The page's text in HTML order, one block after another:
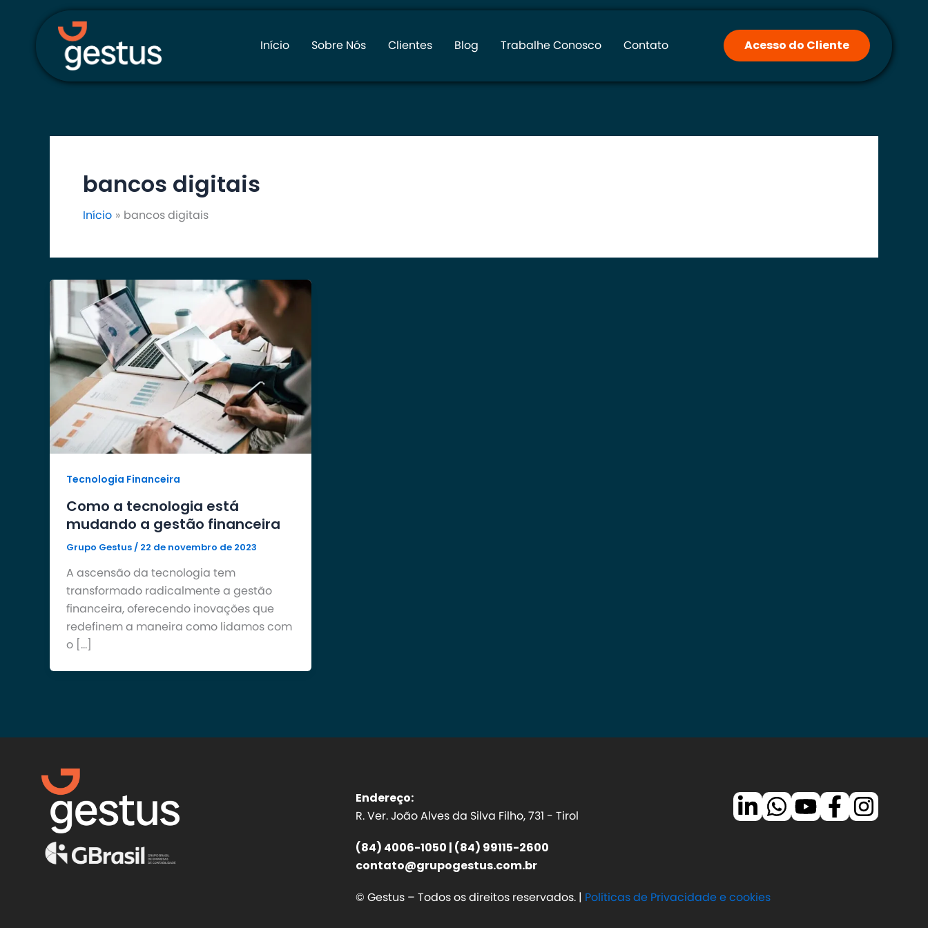
conteúdo
Início Sobre Nós Clientes Blog Trabalhe Conosco Contato Acesso do Cliente
bancos digitais
Início bancos digitais
Tecnologia Financeira
Como a tecnologia está
mudando a gestão financeira
Grupo Gestus / 22 de novembro de 2023
A ascensão da tecnologia tem
transformado radicalmente a gestão
financeira, oferecendo inovações que
redefinem a maneira como lidamos com
o […]
Endereço:
R. Ver. João Alves da Silva Filho, 731 - Tirol
(84) 4006-1050 | (84) 99115-2600
contato@grupogestus.com.br
© Gestus – Todos os direitos reservados. | Políticas de Privacidade e cookies